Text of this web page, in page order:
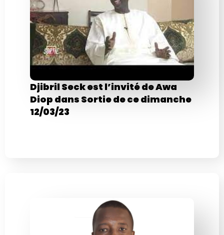
Djibril Seck est l’invité de Awa
Diop dans Sortie de ce dimanche
12/03/23